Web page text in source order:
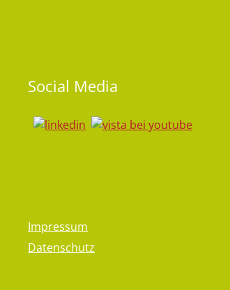
Social Media
Impressum
Datenschutz